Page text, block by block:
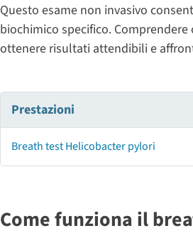
Questo esame non invasivo
biochimico specifico.
ottenere risultati attendibili e
Prestazioni
Breath test Helicobacter pylori
Come funziona il